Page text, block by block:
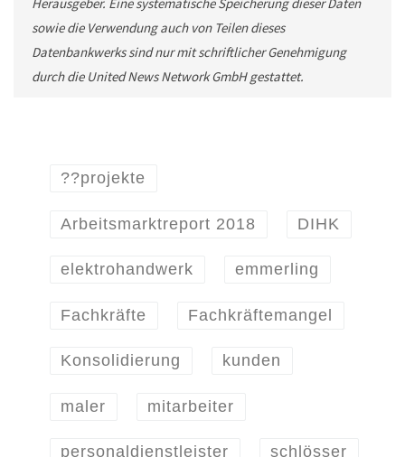
Herausgeber. Eine systematische Speicherung dieser Daten
sowie die Verwendung auch von Teilen dieses
Datenbankwerks sind nur mit schriftlicher Genehmigung
durch die United News Network GmbH gestattet.
??projekte
Arbeitsmarktreport 2018 DIHK
elektrohandwerk emmerling
Fachkräfte Fachkräftemangel
Konsolidierung kunden
maler mitarbeiter
personaldienstleister schlösser